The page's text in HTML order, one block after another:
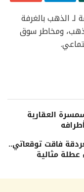
الذهب بالغرفة
ومخاطر سوق
العقارية
فاقت توقعاتي..
عطلة مثالية